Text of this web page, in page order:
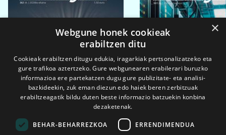
×
Webgune honek cookieak
erabiltzen ditu
Cookieak erabiltzen ditugu edukia, iragarkiak pertsonalizatzeko eta
gure trafikoa aztertzeko. Gure webgunearen erabilerari buruzko
informazioa ere partekatzen dugu gure publizitate- eta analisi-
bazkideekin, zuk eman diezun edo haiek beren zerbitzuak
erabiltzeagatik bildu duten beste informazio batzuekin konbina
dezaketenak.
BEHAR-BEHARREZKOA ERRENDIMENDUA